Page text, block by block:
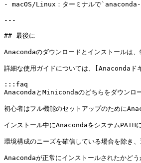
- macOS/Linux：ターミナルで
---
## 最後に
Anacondaのダウンロードとインストールは
詳細な使用ガイドについては、
:::faq
AnacondaとMinicondaのどちらをダウンロ
初心者はフル機能のセットアップのために
インストール中にAnacondaをシステムPATH
環境構成のニーズを確信している場合を除き、
Anacondaが正常にインストールされたかど